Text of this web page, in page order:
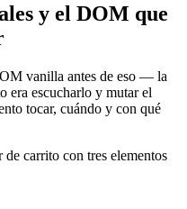
y el DOM que
vanilla antes de eso — la
era escucharlo y mutar el
tocar, cuándo y con qué
carrito con tres elementos